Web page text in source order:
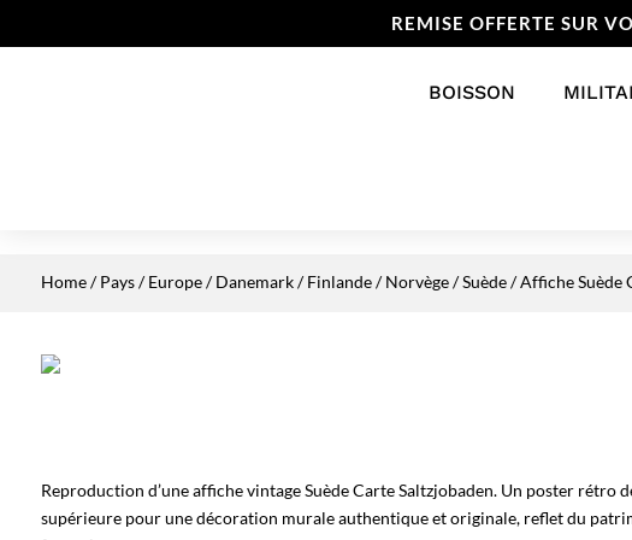
REMISE OFFERTE SUR
BOISSON
Home/Pays/Europe/Danemark / Finlande / Norvège / Suède/ Affiche Suède
Reproduction d’une affiche vintage Suède Carte Saltzjobaden. Un poster rétro
supérieure pour une décoration murale authentique et originale, reflet du